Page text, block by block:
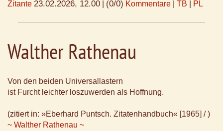
Zitante 23.02.2026, 12.00 (0/0) Kommentare TB PL
Walther Rathenau
Von den beiden Universallastern
ist Furcht leichter loszuwerden als Hoffnung.
(zitiert in: »Eberhard Puntsch. Zitatenhandbuch« [1965] / )
~ Walther Rathenau ~